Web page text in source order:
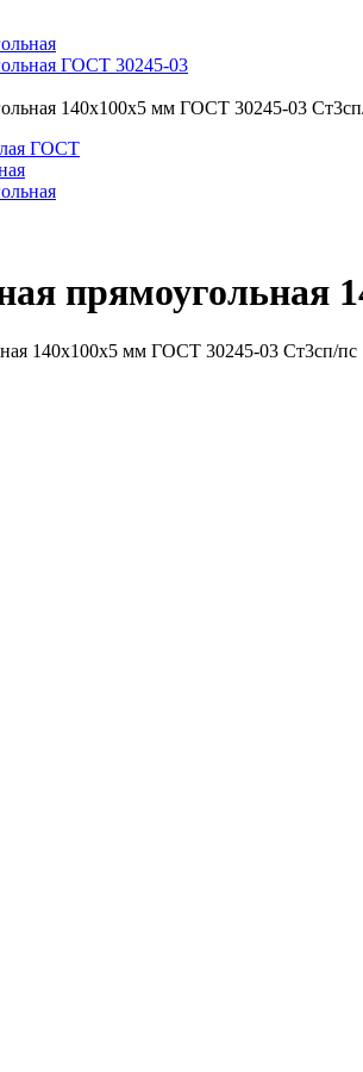
ГОСТ 30245-03
140x100x5 мм ГОСТ 30245-03
ГОСТ
прямоугольная